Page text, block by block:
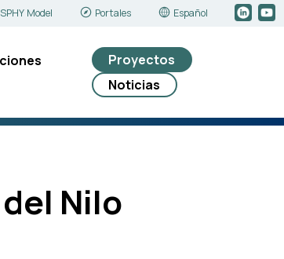
SPHY Model Portales Español
Proyectos
Noticias
Nilo